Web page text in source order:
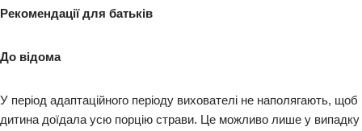
Рекомендації для батьків
До відома
У період адаптаційного періоду вихователі не наполягають, щоб
дитина доїдала усю порцію страви. Це можливо лише у випадку